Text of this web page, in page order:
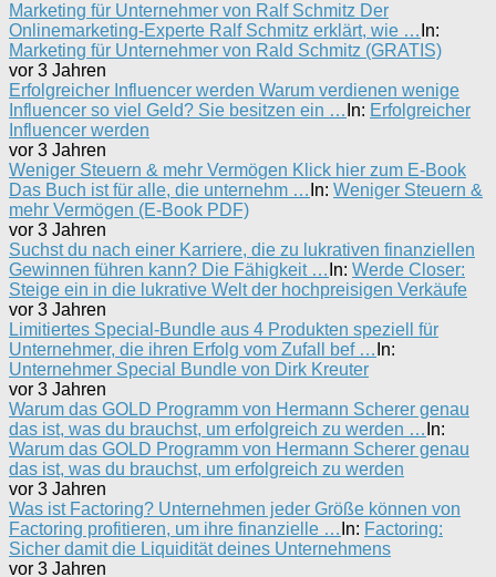
Marketing für Unternehmer von Ralf Schmitz Der
Onlinemarketing-Experte Ralf Schmitz erklärt, wie … In:
Marketing für Unternehmer von Rald Schmitz (GRATIS)
vor 3 Jahren
Erfolgreicher Influencer werden Warum verdienen wenige
Influencer so viel Geld? Sie besitzen ein … In: Erfolgreicher
Influencer werden
vor 3 Jahren
Weniger Steuern & mehr Vermögen Klick hier zum E-Book
Das Buch ist für alle, die unternehm … In: Weniger Steuern &
mehr Vermögen (E-Book PDF)
vor 3 Jahren
Suchst du nach einer Karriere, die zu lukrativen finanziellen
Gewinnen führen kann? Die Fähigkeit … In: Werde Closer:
Steige ein in die lukrative Welt der hochpreisigen Verkäufe
vor 3 Jahren
Limitiertes Special-Bundle aus 4 Produkten speziell für
Unternehmer, die ihren Erfolg vom Zufall bef … In:
Unternehmer Special Bundle von Dirk Kreuter
vor 3 Jahren
Warum das GOLD Programm von Hermann Scherer genau
das ist, was du brauchst, um erfolgreich zu werden … In:
Warum das GOLD Programm von Hermann Scherer genau
das ist, was du brauchst, um erfolgreich zu werden
vor 3 Jahren
Was ist Factoring? Unternehmen jeder Größe können von
Factoring profitieren, um ihre finanzielle … In: Factoring:
Sicher damit die Liquidität deines Unternehmens
vor 3 Jahren